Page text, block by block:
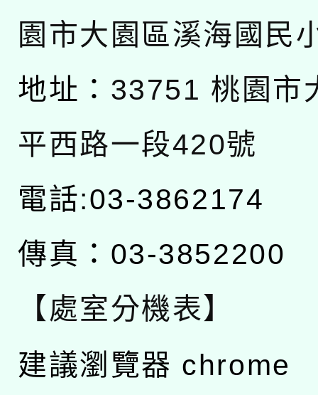
園市大園區溪海國民
地址： 33751 桃園市
平西路一段420號
電話:03-3862174
傳真：03-3852200
【處室分機表】
建議瀏覽器 chrome